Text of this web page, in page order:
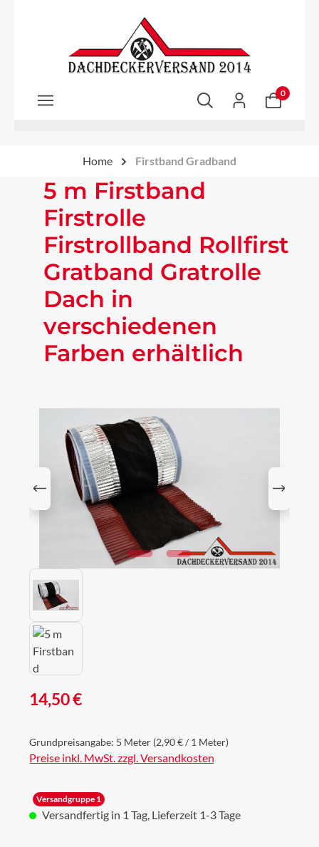
Zum Hauptinhalt springen
0
Home Firstband Gradband
5 m Firstband
Firstrolle
Firstrollband Rollfirst
Gratband Gratrolle
Dach in
verschiedenen
Farben erhältlich
Bildergalerie überspringen
Regulärer Preis:
14,50 €
Grundpreisangabe: 5 Meter (2,90 € / 1 Meter)
Preise inkl. MwSt. zzgl. Versandkosten
Versandgruppe 1
Versandfertig in 1 Tag, Lieferzeit 1-3 Tage